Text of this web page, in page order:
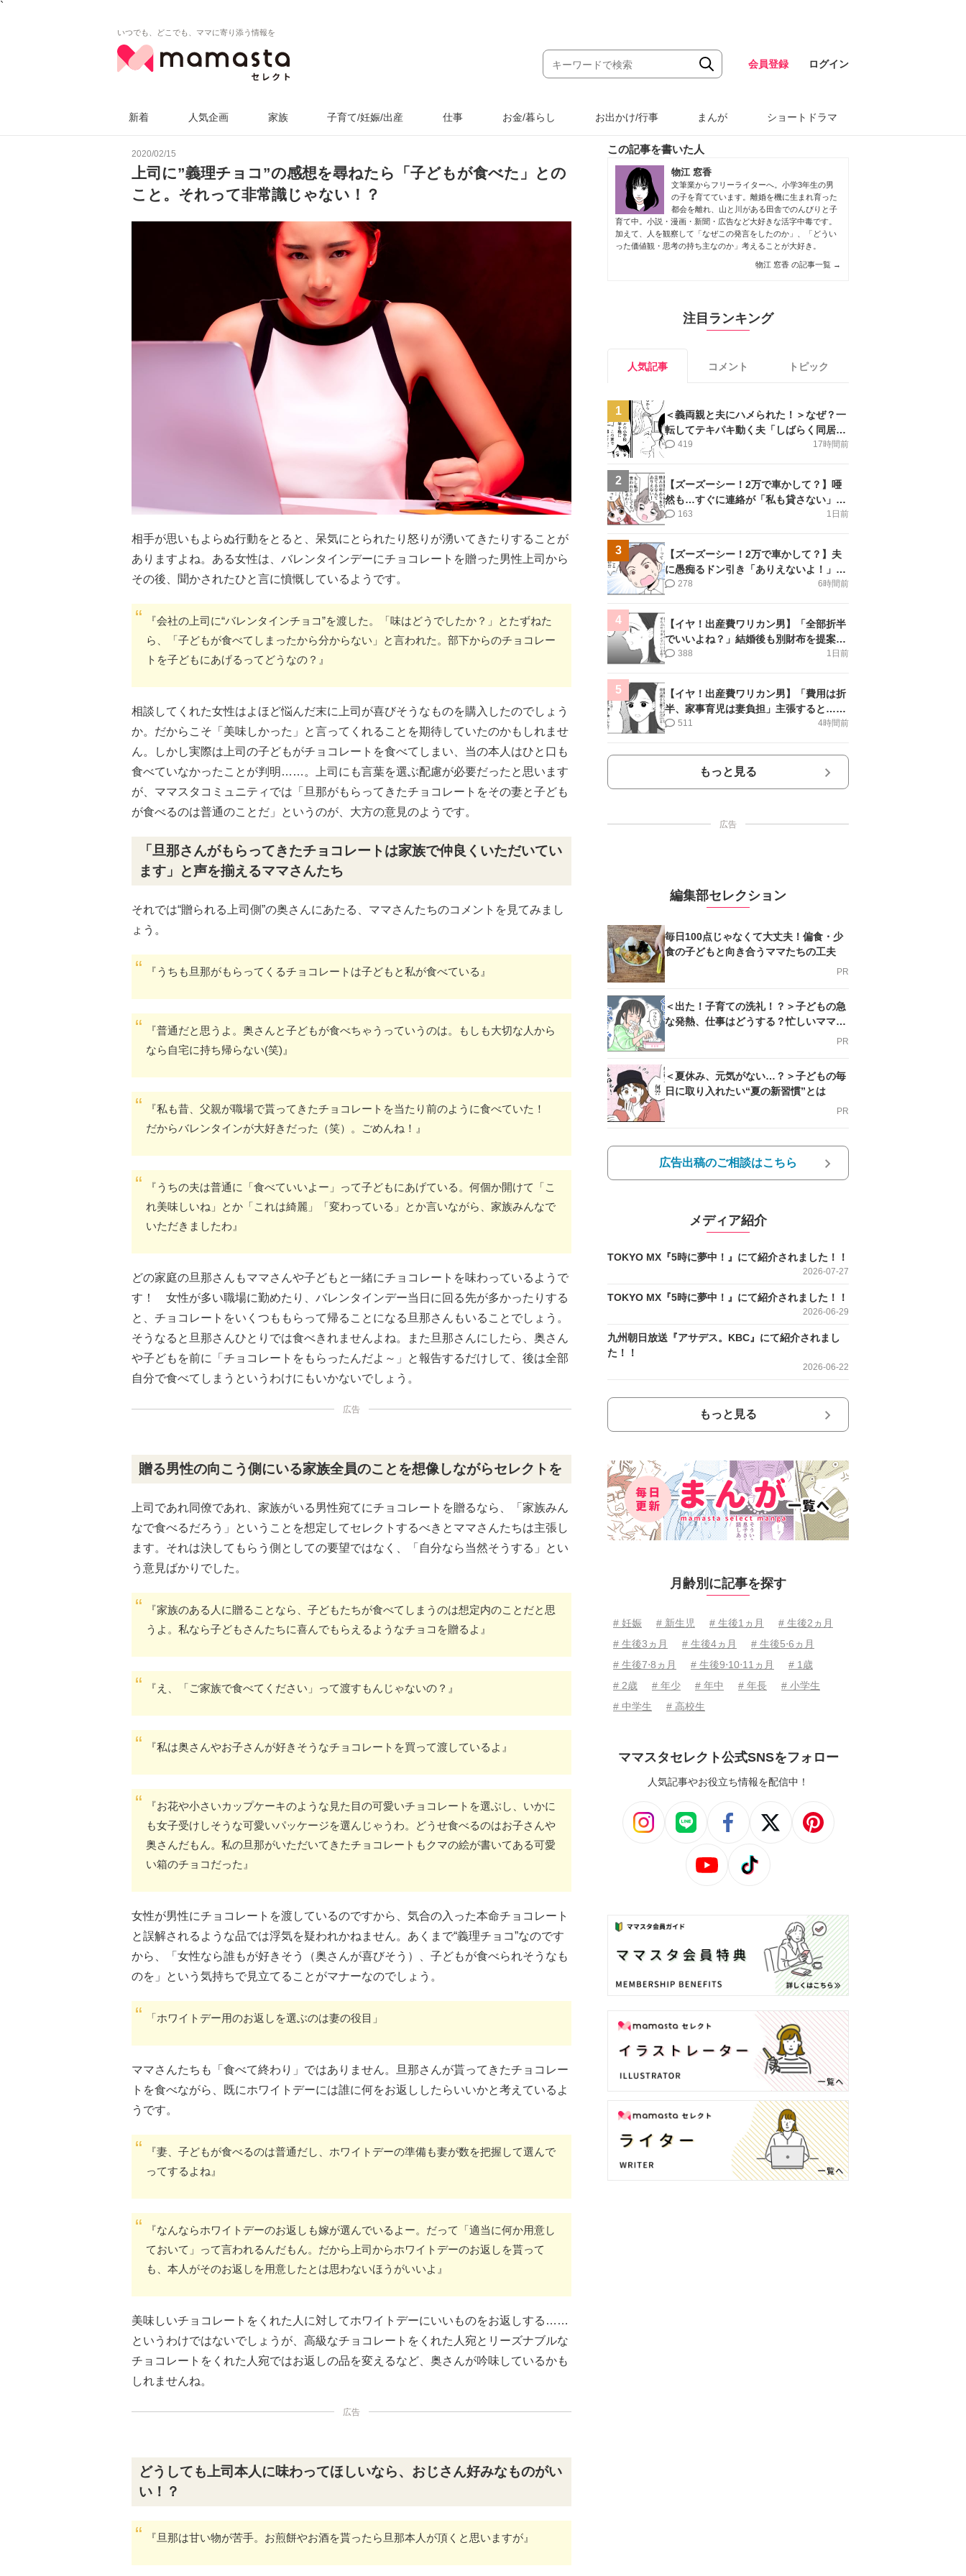
`
いつでも、どこでも、ママに寄り添う情報を
会員登録 ログイン
新着 人気企画 家族 子育て/妊娠/出産 仕事 お金/暮らし お出かけ/行事 まんが ショートドラマ
2020/02/15
上司に”義理チョコ”の感想を尋ねたら「子どもが食べた」との
こと。それって非常識じゃない！？
相手が思いもよらぬ行動をとると、呆気にとられたり怒りが湧いてきたりすることが
ありますよね。ある女性は、バレンタインデーにチョコレートを贈った男性上司から
その後、聞かされたひと言に憤慨しているようです。
『会社の上司に“バレンタインチョコ”を渡した。「味はどうでしたか？」とたずねた
ら、「子どもが食べてしまったから分からない」と言われた。部下からのチョコレー
トを子どもにあげるってどうなの？』
相談してくれた女性はよほど悩んだ末に上司が喜びそうなものを購入したのでしょう
か。だからこそ「美味しかった」と言ってくれることを期待していたのかもしれませ
ん。しかし実際は上司の子どもがチョコレートを食べてしまい、当の本人はひと口も
食べていなかったことが判明……。上司にも言葉を選ぶ配慮が必要だったと思います
が、ママスタコミュニティでは「旦那がもらってきたチョコレートをその妻と子ども
が食べるのは普通のことだ」というのが、大方の意見のようです。
「旦那さんがもらってきたチョコレートは家族で仲良くいただいてい
ます」と声を揃えるママさんたち
それでは“贈られる上司側”の奥さんにあたる、ママさんたちのコメントを見てみまし
ょう。
『うちも旦那がもらってくるチョコレートは子どもと私が食べている』
『普通だと思うよ。奥さんと子どもが食べちゃうっていうのは。もしも大切な人から
なら自宅に持ち帰らない(笑)』
『私も昔、父親が職場で貰ってきたチョコレートを当たり前のように食べていた！
だからバレンタインが大好きだった（笑）。ごめんね！』
『うちの夫は普通に「食べていいよー」って子どもにあげている。何個か開けて「こ
れ美味しいね」とか「これは綺麗」「変わっている」とか言いながら、家族みんなで
いただきましたわ』
どの家庭の旦那さんもママさんや子どもと一緒にチョコレートを味わっているようで
す！ 女性が多い職場に勤めたり、バレンタインデー当日に回る先が多かったりする
と、チョコレートをいくつももらって帰ることになる旦那さんもいることでしょう。
そうなると旦那さんひとりでは食べきれませんよね。また旦那さんにしたら、奥さん
や子どもを前に「チョコレートをもらったんだよ～」と報告するだけして、後は全部
自分で食べてしまうというわけにもいかないでしょう。
広告
贈る男性の向こう側にいる家族全員のことを想像しながらセレクトを
上司であれ同僚であれ、家族がいる男性宛てにチョコレートを贈るなら、「家族みん
なで食べるだろう」ということを想定してセレクトするべきとママさんたちは主張し
ます。それは決してもらう側としての要望ではなく、「自分なら当然そうする」とい
う意見ばかりでした。
『家族のある人に贈ることなら、子どもたちが食べてしまうのは想定内のことだと思
うよ。私なら子どもさんたちに喜んでもらえるようなチョコを贈るよ』
『え、「ご家族で食べてください」って渡すもんじゃないの？』
『私は奥さんやお子さんが好きそうなチョコレートを買って渡しているよ』
『お花や小さいカップケーキのような見た目の可愛いチョコレートを選ぶし、いかに
も女子受けしそうな可愛いパッケージを選んじゃうわ。どうせ食べるのはお子さんや
奥さんだもん。私の旦那がいただいてきたチョコレートもクマの絵が書いてある可愛
い箱のチョコだった』
女性が男性にチョコレートを渡しているのですから、気合の入った本命チョコレート
と誤解されるような品では浮気を疑われかねません。あくまで“義理チョコ”なのです
から、「女性なら誰もが好きそう（奥さんが喜びそう）、子どもが食べられそうなも
のを」という気持ちで見立てることがマナーなのでしょう。
「ホワイトデー用のお返しを選ぶのは妻の役目」
ママさんたちも「食べて終わり」ではありません。旦那さんが貰ってきたチョコレー
トを食べながら、既にホワイトデーには誰に何をお返ししたらいいかと考えているよ
うです。
『妻、子どもが食べるのは普通だし、ホワイトデーの準備も妻が数を把握して選んで
ってするよね』
『なんならホワイトデーのお返しも嫁が選んでいるよー。だって「適当に何か用意し
ておいて」って言われるんだもん。だから上司からホワイトデーのお返しを貰って
も、本人がそのお返しを用意したとは思わないほうがいいよ』
美味しいチョコレートをくれた人に対してホワイトデーにいいものをお返しする……
というわけではないでしょうが、高級なチョコレートをくれた人宛とリーズナブルな
チョコレートをくれた人宛ではお返しの品を変えるなど、奥さんが吟味しているかも
しれませんね。
広告
どうしても上司本人に味わってほしいなら、おじさん好みなものがい
い！？
『旦那は甘い物が苦手。お煎餅やお酒を貰ったら旦那本人が頂くと思いますが』
この記事を書いた人
物江 窓香
文筆業からフリーライターへ。小学3年生の男
の子を育てています。離婚を機に生まれ育った
都会を離れ、山と川がある田舎でのんびりと子
育て中。小説・漫画・新聞・広告など大好きな活字中毒です。
加えて、人を観察して「なぜこの発言をしたのか」、「どうい
った価値観・思考の持ち主なのか」考えることが大好き。
物江 窓香 の記事一覧 →
注目ランキング
人気記事 コメント トピック
1
＜義両親と夫にハメられた！＞なぜ？一
転してテキパキ動く夫「しばらく同居」
提案され【第4話まんが】
17時間前
419
2
【ズーズーシー！2万で車かして？】唖
然も…すぐに連絡が「私も貸さない」＜
第15話＞#4コマ母道場
1日前
163
3
【ズーズーシー！2万で車かして？】夫
に愚痴るドン引き「ありえないよ！」＜
第16話＞#4コマ母道場
6時間前
278
4
【イヤ！出産費ワリカン男】「全部折半
でいいよね？」結婚後も別財布を提案＜
第10話＞#4コマ母道場
1日前
388
5
【イヤ！出産費ワリカン男】「費用は折
半、家事育児は妻負担」主張すると…＜
第11話＞#4コマ母道場
4時間前
511
もっと見る
広告
編集部セレクション
毎日100点じゃなくて大丈夫！偏食・少
食の子どもと向き合うママたちの工夫
PR
＜出た！子育ての洗礼！？＞子どもの急
な発熱、仕事はどうする？忙しいママを
PR
＜夏休み、元気がない…？＞子どもの毎
日に取り入れたい“夏の新習慣”とは
PR
広告出稿のご相談はこちら
メディア紹介
TOKYO MX『5時に夢中！』にて紹介されました！！
2026-07-27
TOKYO MX『5時に夢中！』にて紹介されました！！
2026-06-29
九州朝日放送『アサデス。KBC』にて紹介されまし
た！！
2026-06-22
もっと見る
月齢別に記事を探す
# 妊娠 # 新生児 # 生後1ヵ月
# 生後2ヵ月
# 生後3ヵ月
# 生後4ヵ月
# 生後5⋅6ヵ月
# 生後7⋅8ヵ月
# 生後9⋅10⋅11ヵ月
# 1歳
# 2歳
# 年少 # 年中 # 年長
# 小学生
# 中学生
# 高校生
ママスタセレクト公式SNSをフォロー
人気記事やお役立ち情報を配信中！